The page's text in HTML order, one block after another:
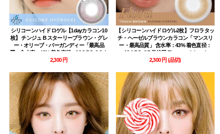
シリコーンハイドロゲル【1dayカラコン10
枚】 チンジュ B スターリーブラウン・グレ
ー・オリーブ・バーガンディー「最高品
質」含水率：43% 着色直径：13.8 BC: 8.8 ナ
チュラル デカ目ハーフ Jinju B srarry
2,300 円
【シリコーンハイドロゲル2枚】フロラタッ
チ・ヘーゼルブラウンカラコン「マンスリ
ー・最高品質」 含水率：43% 着色直径：
13.1 BC: 8.7 学校用 Flora touch hazel
2,300 円 (品切)